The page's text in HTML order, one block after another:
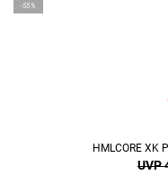
-55%
HMLCORE XK
UVP